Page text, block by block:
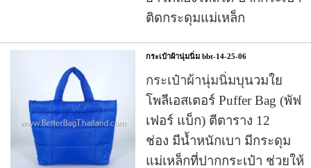
ติดกระดุมแม่เหล็ก
กระเป๋าผ้านุ่มนิ่ม bbt-14-25-06
กระเป๋าผ้านุ่มนิ่มบุนวมใย
โพลีเอสเตอร์ Puffer Bag (พัฟ
เฟอร์ แบ็ก) ตีตาราง 12
ช่อง มีน้ำหนักเบา มีกระดุม
แม่เหล็กที่ปากกระเป๋า ช่วยให้